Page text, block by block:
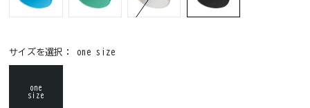
サイズを選択：one size
one
size